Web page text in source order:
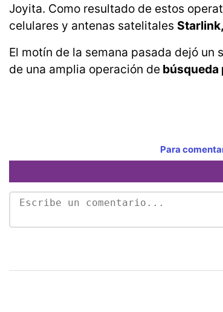
Joyita. Como resultado de estos
celulares y antenas satelitales Starlink,
El motín de la semana pasada dejó
de una amplia operación de búsqueda
Para